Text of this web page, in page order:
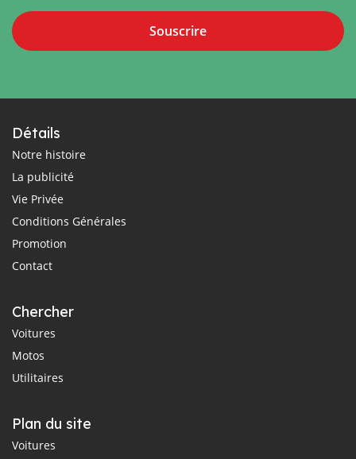
Souscrire
Détails
Notre histoire
La publicité
Vie Privée
Conditions Générales
Promotion
Contact
Chercher
Voitures
Motos
Utilitaires
Plan du site
Voitures